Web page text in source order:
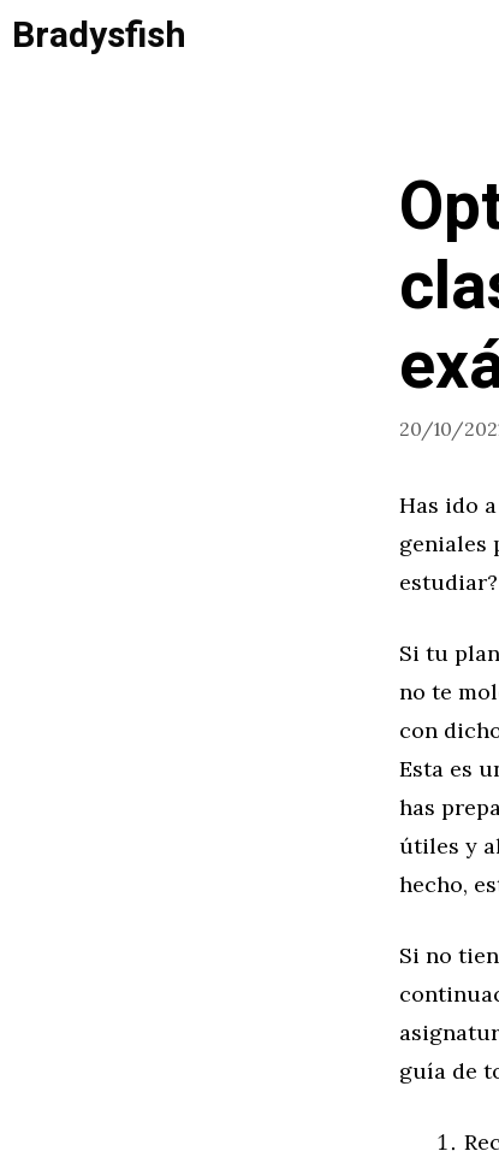
Saltar
alBradysfish
20/10/
Has ido
geniales
estudiar?
Si tu
no te
con
Esta es
has
útiles y
hecho,
Si no
guía de